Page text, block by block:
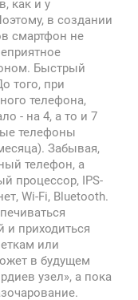
как и у
в создании
смартфон не
Быстрый
того, при
телефона,
- на 4, а то и 7
телефоны
Забывая,
телефон, а
процессор, IPS-
Wi-Fi, Bluetooth.
и приходиться
или
в будущем
узел», а пока